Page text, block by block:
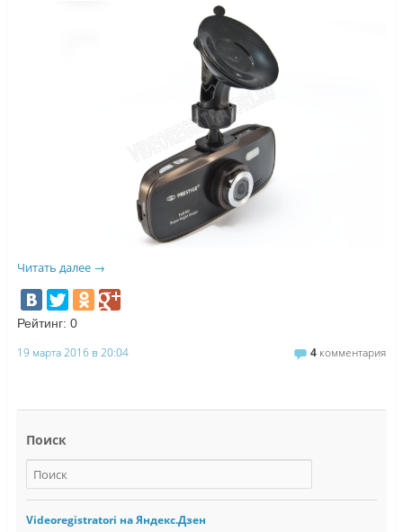
Читать далее →
Рейтинг: 0
19 марта 2016 в 20:04 4 комментария
Поиск
Videoregistratori на Яндекс.Дзен